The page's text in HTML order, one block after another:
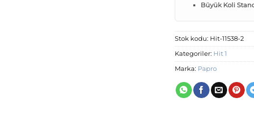
Büyük Koli
Stok kodu: Hit-11538-2
Kategoriler: Hit 1
Marka: Papro